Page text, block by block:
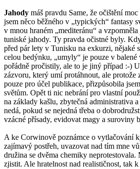
Jahody máš pravdu Same, že očištění
jsem něco běžného v „typických“ fantasy
v mnou hraném „mediteránu“ a
tuniské jahody. Ty pravda očistné byly.
před pár lety v Tunisku na exkurzi, nějaké
celou bedýnku, „umyly“ je pouze v balené
pořádně pročistily, ale to je jiný případ :-)
zázvoru, který umí protáhnout, ale protože
pouze pro účel publikace, přizpůsobila
světům. Opět ti nic nebrání pro vlastní
na základy kašlu, zbytečná administrativa
nedá, pokud se nejedná třeba o
vzácné přísady, evidovat magy a suroviny
A ke Corwinově poznámce o vytlačování
zajímavý postřeh, uvazovat nad tím mne
družina se dvěma chemiky neprotestovala.
zjistit. Ale hratelnost nad realističnost, tak